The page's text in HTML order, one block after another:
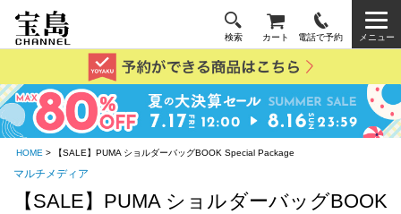
検索 カート 電話で予約 メニュー
HOME > 【SALE】PUMA ショルダーバッグBOOK Special Package
マルチメディア
【SALE】PUMA ショルダーバッグBOOK